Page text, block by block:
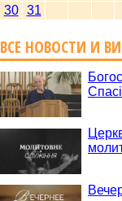
30
31
ВСЕ НОВОСТИ И